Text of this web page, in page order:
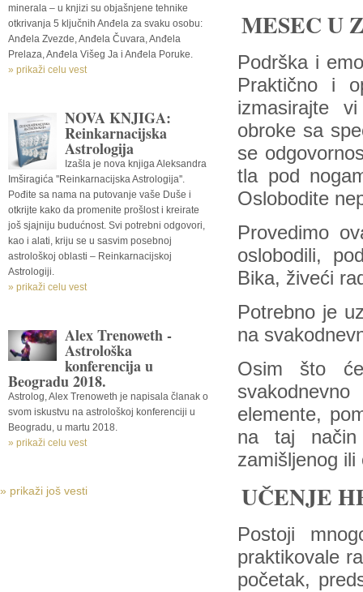
minerala – u knjizi su objašnjene tehnike
otkrivanja 5 ključnih Anđela za svaku osobu:
Anđela Zvezde, Anđela Čuvara, Anđela
Prelaza, Anđela Višeg Ja i Anđela Poruke.
» prikaži celu vest
NOVA KNJIGA:
Reinkarnacijska
Astrologija
Izašla je nova knjiga Aleksandra
Imširagića ''Reinkarnacijska Astrologija''.
Pođite sa nama na putovanje vaše Duše i
otkrijte kako da promenite prošlost i kreirate
još sjajniju budućnost. Svi potrebni odgovori,
kao i alati, kriju se u sasvim posebnoj
astrološkoj oblasti – Reinkarnacijskoj
Astrologiji.
» prikaži celu vest
Alex Trenoweth -
Astrološka
konferencija u
Beogradu 2018.
Astrolog, Alex Trenoweth je napisala članak o
svom iskustvu na astrološkoj konferenciji u
Beogradu, u martu 2018.
» prikaži celu vest
» prikaži još vesti
MESEC U
Podrška i
Praktično i
izmasirajte
obroke sa
se
tla pod
Oslobodite
Provedimo
oslobodili,
Bika, živeći
Potrebno je
na
Osim što
elemente,
na taj
zamišljenog
UČENJE
Postoji
praktikovale
početak,